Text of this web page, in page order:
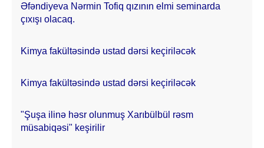
Əfəndiyeva Nərmin Tofiq qızının elmi seminarda
çıxışı olacaq.
Kimya fakültəsində ustad dərsi keçiriləcək
Kimya fakültəsində ustad dərsi keçiriləcək
"Şuşa ilinə həsr olunmuş Xarıbülbül rəsm
müsabiqəsi" keşirilir